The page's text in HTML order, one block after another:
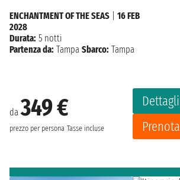
da349 €
prezzo per persona Tasse incluse
Dettagli
Prenota
ENCHANTMENT OF THE SEAS
16 FEB
2028
Durata: 5 notti
Partenza da: Tampa Sbarco: Tampa